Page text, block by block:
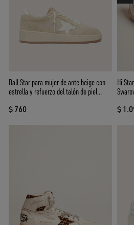
Ball Star para mujer de ante beige con
estrella y refuerzo del talón de piel
$ 760
Hi
$